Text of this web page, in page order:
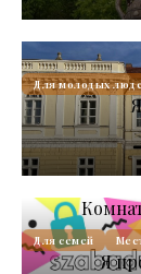
Для молодых
Для семей
Я